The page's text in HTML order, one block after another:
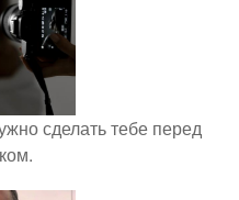
сделать тебе перед